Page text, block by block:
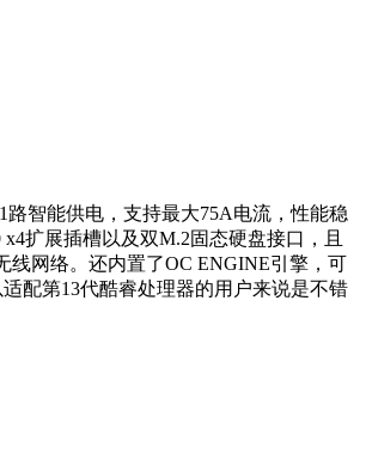
智能供电，支持最大75A电流，性能稳
扩展插槽以及双M.2固态硬盘接口，且
线网络。还内置了OC ENGINE引擎，可
配第13代酷睿处理器的用户来说是不错